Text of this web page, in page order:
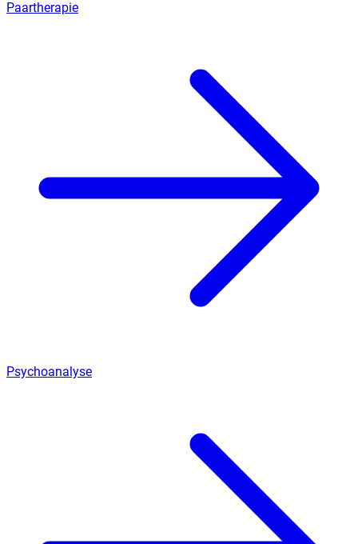
Paartherapie
Psychoanalyse